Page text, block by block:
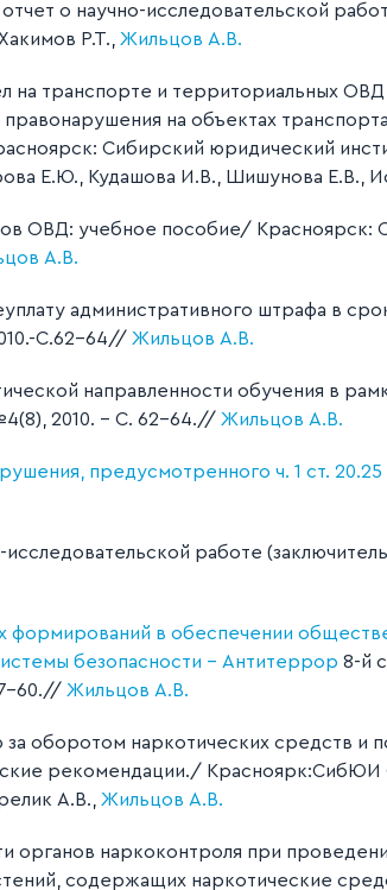
отчет о научно-исследовательской
Хакимов Р.Т., Жильцов А.В.
на транспорте и территориальных
на объектах
Сибирский юридический
Е.Ю., Кудашова И.В., Шишунова Е.В.,
ОВД: учебное пособие/
А.В.
административного штрафа в
С.62-64// Жильцов А.В.
направленности обучения в
2010. – С. 62-64.// Жильцов А.В.
предусмотренного ч. 1 ст. 20.25
исследовательской работе
формирований в обеспечении
безопасности − Антитеррор 8-й
60.// Жильцов А.В.
оборотом наркотических средств и
рекомендации./ Красноярк:СибЮИ
А.В., Жильцов А.В.
органов наркоконтроля при
содержащих наркотические